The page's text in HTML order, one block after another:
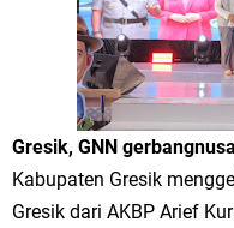
Tumpeng Nasi Krawu
Gresik ke Panggung Dunia
FOZ Jatim, BAZNAS, dan
Yatim Serentak di Berbagai
Gresik, GNN
Kabupaten Gresik
Gresik dari AKBP Arief